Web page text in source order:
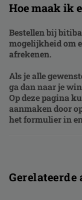
Hoe maak ik
Bestellen bij
mogelijkheid om
afrekenen.
Als je alle
ga dan naar je
Op deze pagina
aanmaken door
het formulier in